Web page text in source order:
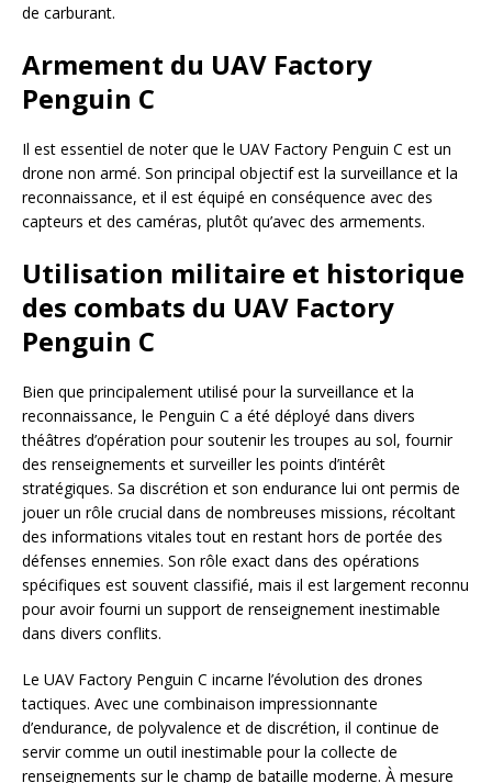
de carburant.
Armement du UAV Factory
Penguin C
Il est essentiel de noter que le UAV Factory Penguin C est un
drone non armé. Son principal objectif est la surveillance et la
reconnaissance, et il est équipé en conséquence avec des
capteurs et des caméras, plutôt qu’avec des armements.
Utilisation militaire et historique
des combats du UAV Factory
Penguin C
Bien que principalement utilisé pour la surveillance et la
reconnaissance, le Penguin C a été déployé dans divers
théâtres d’opération pour soutenir les troupes au sol, fournir
des renseignements et surveiller les points d’intérêt
stratégiques. Sa discrétion et son endurance lui ont permis de
jouer un rôle crucial dans de nombreuses missions, récoltant
des informations vitales tout en restant hors de portée des
défenses ennemies. Son rôle exact dans des opérations
spécifiques est souvent classifié, mais il est largement reconnu
pour avoir fourni un support de renseignement inestimable
dans divers conflits.
Le UAV Factory Penguin C incarne l’évolution des drones
tactiques. Avec une combinaison impressionnante
d’endurance, de polyvalence et de discrétion, il continue de
servir comme un outil inestimable pour la collecte de
renseignements sur le champ de bataille moderne. À mesure